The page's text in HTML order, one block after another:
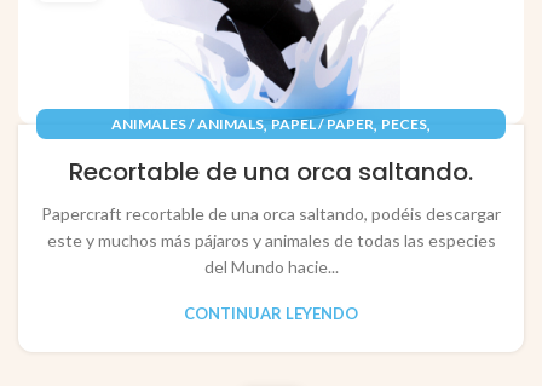
ANIMALES / ANIMALS,PAPEL / PAPER, PECES,
Recortable de una orca saltando.
Papercraft recortable de una orca saltando, podéis descargar
este y muchos más pájaros y animales de todas las especies
del Mundo hacie...
CONTINUAR LEYENDO